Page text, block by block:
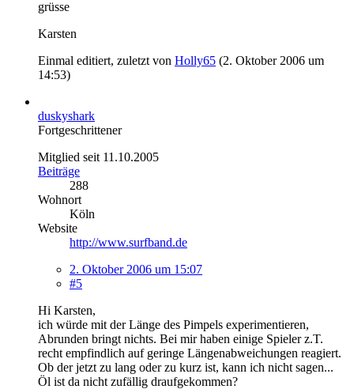
grüsse
Karsten
Einmal editiert, zuletzt von Holly65 (2. Oktober 2006 um
14:53)
duskyshark
Fortgeschrittener
Mitglied seit 11.10.2005
Beiträge
288
Wohnort
Köln
Website
http://www.surfband.de
2. Oktober 2006 um 15:07
#5
Hi Karsten,
ich würde mit der Länge des Pimpels experimentieren,
Abrunden bringt nichts. Bei mir haben einige Spieler z.T.
recht empfindlich auf geringe Längenabweichungen reagiert.
Ob der jetzt zu lang oder zu kurz ist, kann ich nicht sagen...
Öl ist da nicht zufällig draufgekommen?